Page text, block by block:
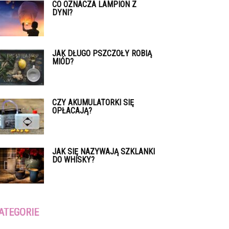
CO OZNACZA LAMPION Z
DYNI?
JAK DŁUGO PSZCZOŁY ROBIĄ
MIÓD?
CZY AKUMULATORKI SIĘ
OPŁACAJĄ?
JAK SIĘ NAZYWAJĄ SZKLANKI
DO WHISKY?